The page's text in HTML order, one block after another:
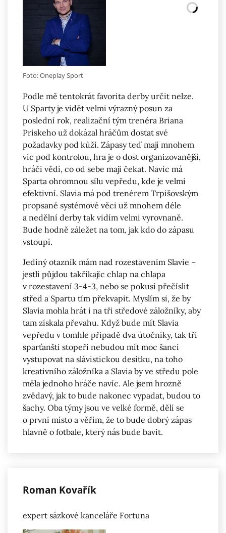
Foto: Oneplay Sport
Podle mě tentokrát favorita derby určit nelze.
U Sparty je vidět velmi výrazný posun za
poslední rok, realizační tým trenéra Briana
Priskeho už dokázal hráčům dostat své
požadavky pod kůži. Zápasy teď mají mnohem
víc pod kontrolou, hra je o dost organizovanější,
hráči vědí, co od sebe mají čekat. Navíc má
Sparta ohromnou sílu vepředu, kde je velmi
efektivní. Slavia má pod trenérem Trpišovským
propsané systémové věci už mnohem déle
a nedělní derby tak vidím velmi vyrovnaně.
Bude hodně záležet na tom, jak kdo do zápasu
vstoupí.
Jediný otazník mám nad rozestavením Slavie –
jestli půjdou takříkajíc chlap na chlapa
v rozestavení 3-4-3, nebo se pokusí přečíslit
střed a Spartu tím překvapit. Myslím si, že by
Slavia mohla hrát i na tři středové záložníky, aby
tam získala převahu. Když bude mít Slavia
vepředu v tomhle případě dva útočníky, tak tři
sparťanští stopeři nebudou mít moc šanci
vystupovat na slávistickou desítku, na toho
kreativního záložníka a Slavia by ve středu pole
měla jednoho hráče navíc. Ale jsem hrozně
zvědavý, jak to bude nakonec vypadat, budou to
šachy. Oba týmy jsou ve velké formě, dělí se
o první místo a věřím, že to bude dobrý zápas
hlavně o fotbale, který nás bude bavit.
Roman Kovařík
expert sázkové kanceláře Fortuna